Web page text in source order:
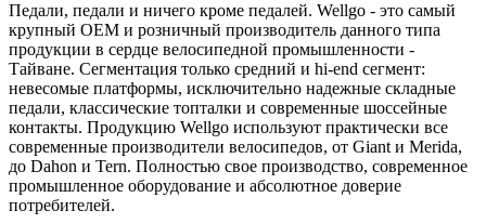
Педали, педали и ничего кроме педалей. Wellgo - это самый
крупный OEM и розничный производитель данного типа
продукции в сердце велосипедной промышленности -
Тайване. Сегментация только средний и hi-end сегмент:
невесомые платформы, исключительно надежные складные
педали, классические топталки и современные шоссейные
контакты. Продукцию Wellgo используют практически все
современные производители велосипедов, от Giant и Merida,
до Dahon и Tern. Полностью свое производство, современное
промышленное оборудование и абсолютное доверие
потребителей.